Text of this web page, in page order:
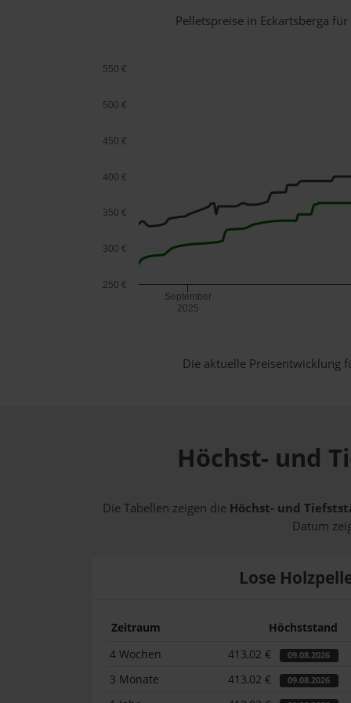
Pelletspreise in Eckartsberga
September
2025
250 €
300 €
350 €
400 €
450 €
500 €
550 €
Die aktuelle Preisentwicklung
Höchst- und
Die Tabellen zeigen die Höchst- und
Datum
Lose
Zeitraum Höchststand
4 Wochen
413,02 € 09.08.2026
3 Monate 413,02 € 09.08.2026